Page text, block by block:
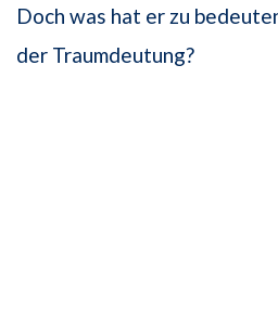
Doch was hat er zu
der Traumdeutung?